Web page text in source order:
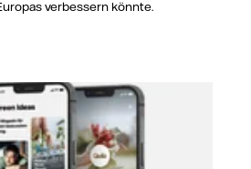
verbessern könnte.